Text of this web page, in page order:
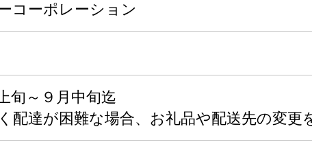
コーポレーション
旬～９月中旬迄
配達が困難な場合、お礼品や配送先の変更